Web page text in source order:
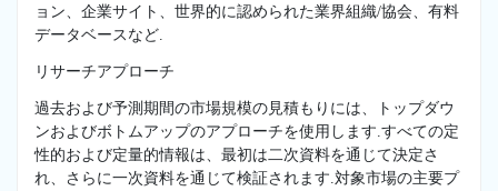
ョン、企業サイト、世界的に認められた業界組織/協会、有料
データベースなど.
リサーチアプローチ
過去および予測期間の市場規模の見積もりには、トップダウ
ンおよびボトムアップのアプローチを使用します.すべての定
性的および定量的情報は、最初は二次資料を通じて決定さ
れ、さらに一次資料を通じて検証されます.対象市場の主要プ